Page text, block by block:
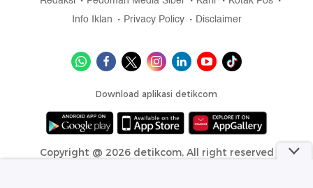
Info Iklan
Privacy Policy Disclaimer
Download aplikasi detikcom
Copyright @ 2026 detikcom, All right reserved